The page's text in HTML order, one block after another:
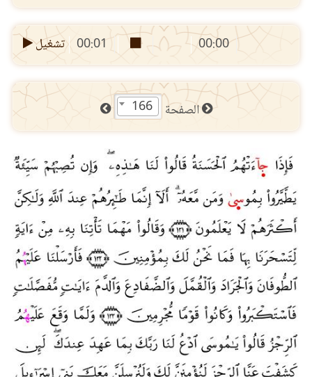
00:00
00:01 تشغيل
الصفحة 166